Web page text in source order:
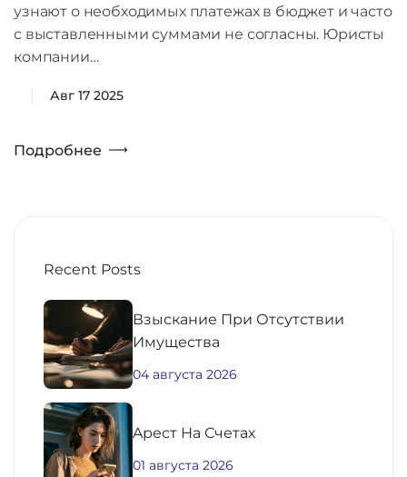
узнают о необходимых платежах в бюджет и часто
с выставленными суммами не согласны. Юристы
компании…
Авг 17 2025
Подробнее
Recent Posts
Взыскание При Отсутствии
Имущества
04 августа 2026
Aрест На Счетах
01 августа 2026